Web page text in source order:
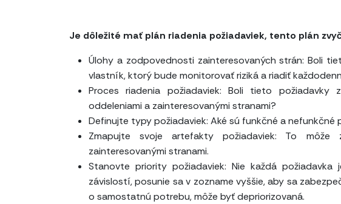
Je dôležité mať plán riadenia požiadaviek, tento plán
Úlohy a zodpovednosti zainteresovaných strán: Boli
vlastník, ktorý bude monitorovať riziká a riadiť
Proces riadenia požiadaviek: Boli tieto požiadavky
oddeleniami a zainteresovanými stranami?
Definujte typy požiadaviek: Aké sú funkčné a nefunkčné
Zmapujte svoje artefakty požiadaviek: To môže
zainteresovanými stranami.
Stanovte priority požiadaviek: Nie každá
závislostí, posunie sa v zozname vyššie, aby sa
o samostatnú potrebu, môže byť depriorizovaná.